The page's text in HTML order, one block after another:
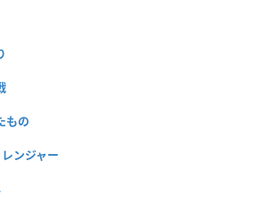
もの
ンジャー